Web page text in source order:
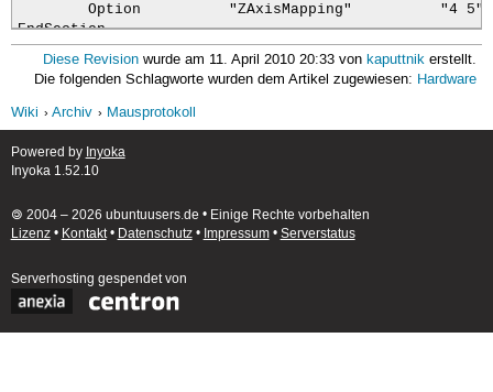
        Option          "ZAxisMapping"          "4 5"
EndSection
Diese Revision wurde am 11. April 2010 20:33 von kaputtnik erstellt.
Die folgenden Schlagworte wurden dem Artikel zugewiesen: Hardware
Wiki
Archiv Mausprotokoll
Powered by Inyoka
Inyoka 1.52.10
🄯 2004 – 2026 ubuntuusers.de • Einige Rechte vorbehalten
Lizenz• Kontakt• Datenschutz• Impressum• Serverstatus
Serverhosting gespendet von